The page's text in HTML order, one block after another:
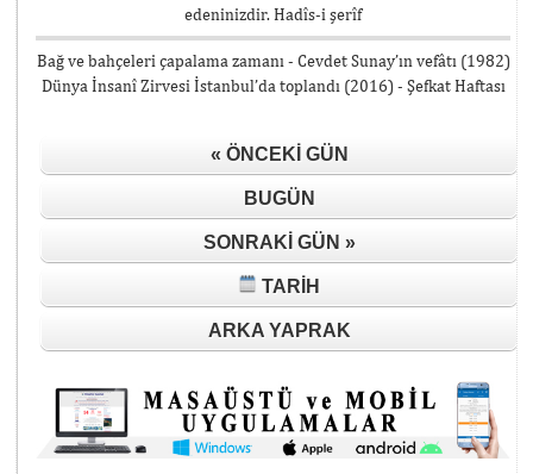
edeninizdir. Hadîs-i şerîf
Bağ ve bahçeleri çapalama zamanı - Cevdet Sunay’ın vefâtı (1982)
Dünya İnsanî Zirvesi İstanbul’da toplandı (2016) - Şefkat Haftası
« ÖNCEKI GÜN
BUGÜN
SONRAKI GÜN »
TARIH
ARKA YAPRAK